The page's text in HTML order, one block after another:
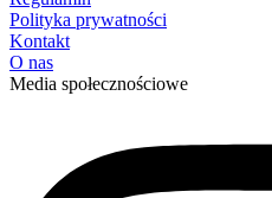
Polityka prywatności
Kontakt
O nas
Media społecznościowe